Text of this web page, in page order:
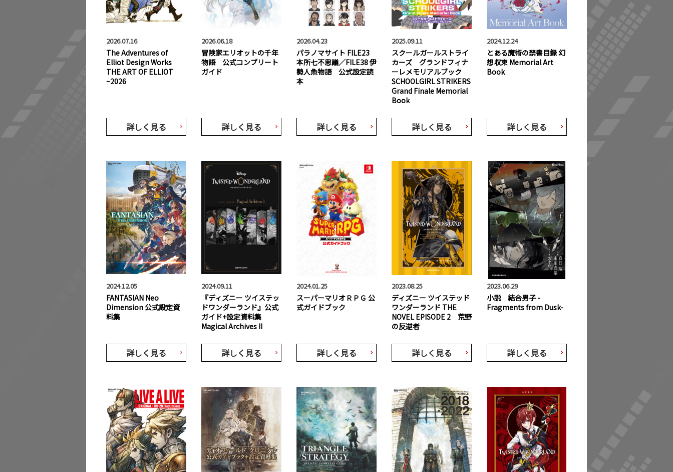
2026.07.16
The Adventures of
Elliot Design Works
THE ART OF ELLIOT
~2026
詳しく見る
2026.06.18
冒険家エリオットの千年
物語 公式コンプリート
ガイド
詳しく見る
2026.04.23
パラノマサイト FILE23
本所七不思議／FILE38 伊
勢人魚物語 公式設定読
本
詳しく見る
2025.09.11
スクールガールストライ
カーズ グランドフィナ
ーレメモリアルブック
SCHOOLGIRL STRIKERS
Grand Finale Memorial
Book
詳しく見る
2024.12.24
とある魔術の禁書目録 幻
想収束 Memorial Art
Book
詳しく見る
2024.12.05
FANTASIAN Neo
Dimension 公式設定資
料集
詳しく見る
2024.09.11
『ディズニー ツイステッ
ドワンダーランド』公式
ガイド+設定資料集
Magical Archives II
詳しく見る
2024.01.25
スーパーマリオＲＰＧ 公
式ガイドブック
詳しく見る
2023.08.25
ディズニー ツイステッド
ワンダーランド THE
NOVEL EPISODE 2 荒野
の反逆者
詳しく見る
2023.06.29
小説 結合男子 -
Fragments from Dusk-
詳しく見る